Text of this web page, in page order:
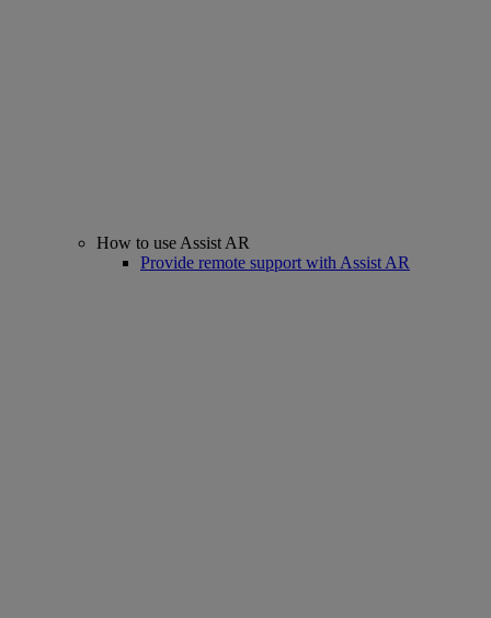
How to use Assist AR
Provide remote support with Assist AR